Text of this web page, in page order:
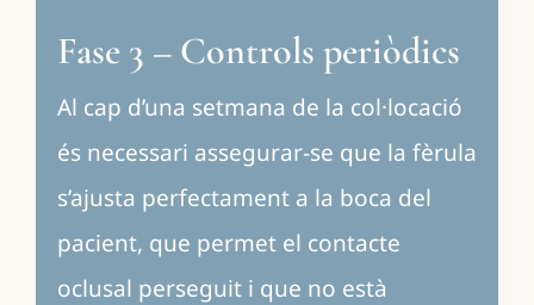
Fase 3 – Controls periòdics
Al cap d’una setmana de la col·locació
és necessari assegurar-se que la fèrula
s’ajusta perfectament a la boca del
pacient, que permet el contacte
oclusal perseguit i que no està